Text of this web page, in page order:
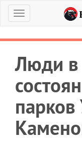
Меню
Люди в
парков